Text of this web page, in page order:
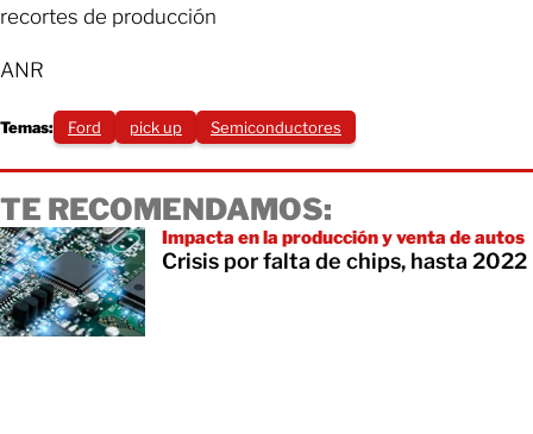
recortes de producción
ANR
Temas: Ford pick up Semiconductores
TE RECOMENDAMOS:
Impacta en la producción y venta de autos
Crisis por falta de chips, hasta 2022